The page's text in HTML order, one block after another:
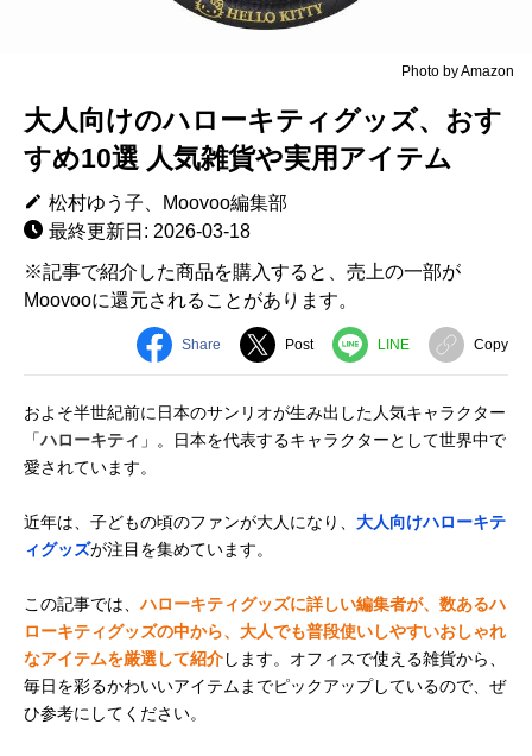
Photo by Amazon
大人向けのハローキティグッズ、おす
すめ10選 人気雑貨や実用アイテム
松村ゆう子、Moovoo編集部
最終更新日: 2026-03-18
※記事で紹介した商品を購入すると、売上の一部が
Moovooに還元されることがあります。
Share Post LINE Copy
およそ半世紀前に日本のサンリオが生み出した人気キャラクター
「ハローキティ 」。日本を代表するキャラクターとして世界中で
愛されています。
近年は、子どもの頃のファンが大人になり、 大人向けハローキテ
ィグッズが注目を集めています。
この記事では、ハローキティグッズに詳しい編集者が、数あるハ
ローキティグッズの中から、大人でも普段使いしやすいおしゃれ
なアイテムを厳選して紹介します。オフィスで使える雑貨から、
毎日を彩るかわいいアイテムまでピックアップしているので、ぜ
ひ参考にしてください。